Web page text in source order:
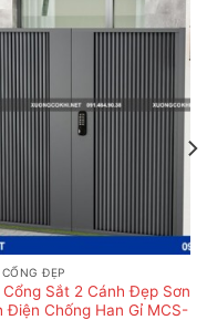
ĐẸP
Cổng Sắt 2 Cánh Đẹp Sơn
Điện Chống Han Gỉ MCS-